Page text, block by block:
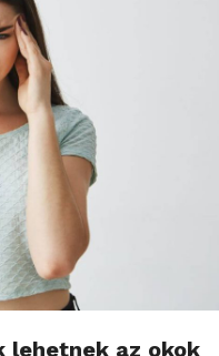
lehetnek az okok